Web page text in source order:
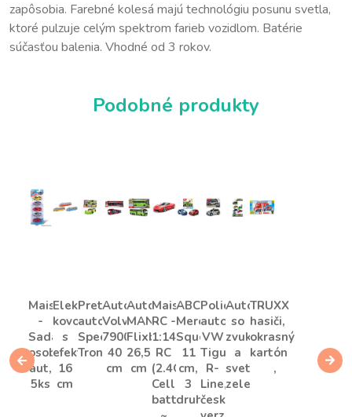
zapôsobia. Farebné kolesá majú technológiu posunu svetla,
ktoré pulzuje celým spektrom farieb vozidlom. Batérie
súčasťou balenia. Vhodné od 3 rokov.
Podobné produkty
Maisto
-
Sada
osobních
aut,
5ks
Električka
kovová
s
efektmi
16
cm
Pretekársko
auto
Speed
Tronic
Autobus
Volvo
7900E
40
cm
Autobus
MAN
Flixbus
26,5
cm
Maisto
RC -
1:14
RC
(2.4G,
Cell
battery)
ABC
Mercedes
Squeezy,
11
cm,
3
druhy
Policajné
auto
VW
Tiguan
R-
Line,
česká
Auto
so
zvukom
a
svetlom,
zelené
TRUXX
hasiči,
okrasný
kartón